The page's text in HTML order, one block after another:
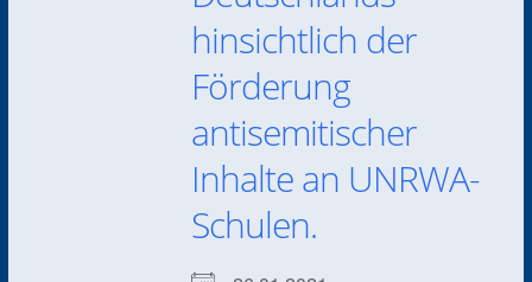
hinsichtlich der
Förderung
antisemitischer
Inhalte an UNRWA-
Schulen.